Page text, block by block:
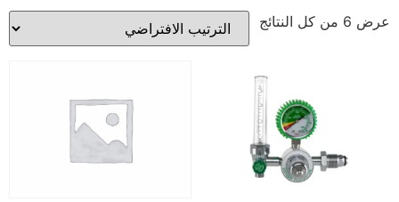
عرض ⁦6⁩ من كل النتائج